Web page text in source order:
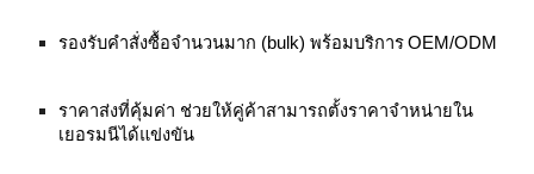
รองรับคำสั่งซื้อจำนวนมาก (bulk) พร้อมบริการ OEM/ODM
ราคาส่งที่คุ้มค่า ช่วยให้คู่ค้าสามารถตั้งราคาจำหน่ายใน
เยอรมนีได้แข่งขัน